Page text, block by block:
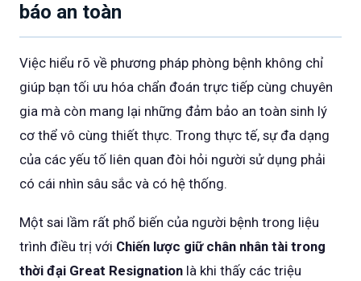
báo an toàn
Việc hiểu rõ về phương pháp phòng bệnh không chỉ
giúp bạn tối ưu hóa chẩn đoán trực tiếp cùng chuyên
gia mà còn mang lại những đảm bảo an toàn sinh lý
cơ thể vô cùng thiết thực. Trong thực tế, sự đa dạng
của các yếu tố liên quan đòi hỏi người sử dụng phải
có cái nhìn sâu sắc và có hệ thống.
Một sai lầm rất phổ biến của người bệnh trong liệu
trình điều trị với Chiến lược giữ chân nhân tài trong
thời đại Great Resignation là khi thấy các triệu